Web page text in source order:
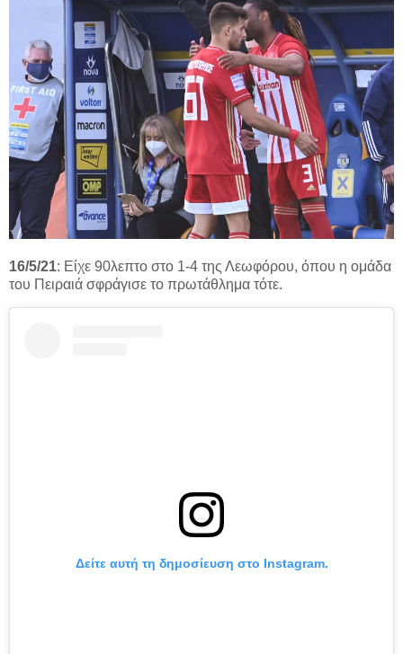
16/5/21: Είχε 90λεπτο στο 1-4 της Λεωφόρου, όπου η ομάδα
του Πειραιά σφράγισε το πρωτάθλημα τότε.
Δείτε αυτή τη δημοσίευση στο Instagram.